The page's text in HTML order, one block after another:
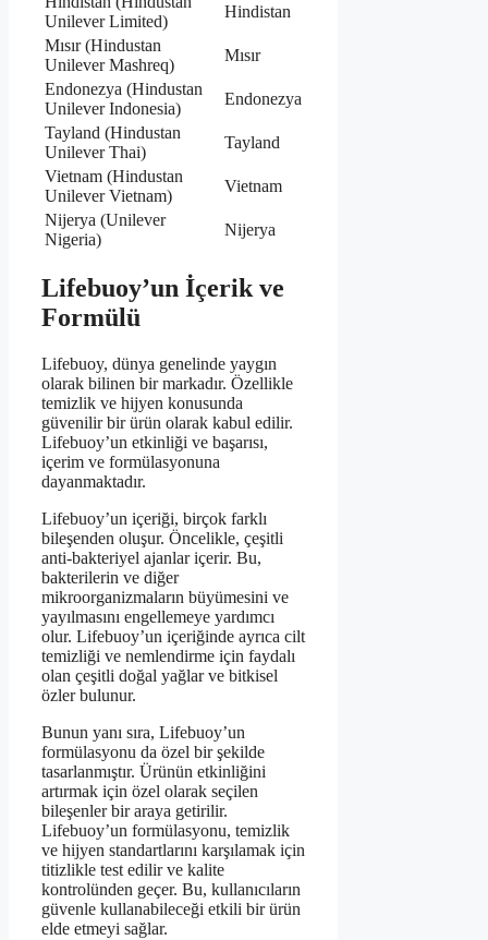
Unilever Limited)
Hindistan
Mısır (Hindustan
Unilever Mashreq)
Mısır
Endonezya (Hindustan
Unilever Indonesia)
Endonezya
Tayland (Hindustan
Unilever Thai)
Tayland
Vietnam (Hindustan
Unilever Vietnam)
Vietnam
Nijerya (Unilever
Nigeria)
Nijerya
Lifebuoy’un İçerik ve
Formülü
Lifebuoy, dünya genelinde yaygın
olarak bilinen bir markadır. Özellikle
temizlik ve hijyen konusunda
güvenilir bir ürün olarak kabul edilir.
Lifebuoy’un etkinliği ve başarısı,
içerim ve formülasyonuna
dayanmaktadır.
Lifebuoy’un içeriği, birçok farklı
bileşenden oluşur. Öncelikle, çeşitli
anti-bakteriyel ajanlar içerir. Bu,
bakterilerin ve diğer
mikroorganizmaların büyümesini ve
yayılmasını engellemeye yardımcı
olur. Lifebuoy’un içeriğinde ayrıca cilt
temizliği ve nemlendirme için faydalı
olan çeşitli doğal yağlar ve bitkisel
özler bulunur.
Bunun yanı sıra, Lifebuoy’un
formülasyonu da özel bir şekilde
tasarlanmıştır. Ürünün etkinliğini
artırmak için özel olarak seçilen
bileşenler bir araya getirilir.
Lifebuoy’un formülasyonu, temizlik
ve hijyen standartlarını karşılamak için
titizlikle test edilir ve kalite
kontrolünden geçer. Bu, kullanıcıların
güvenle kullanabileceği etkili bir ürün
elde etmeyi sağlar.